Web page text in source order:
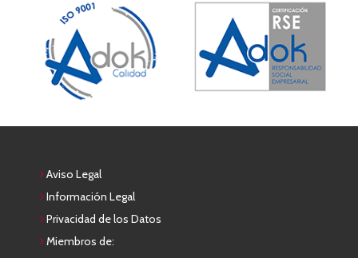
Aviso Legal
Información Legal
Privacidad de los Datos
Miembros de: